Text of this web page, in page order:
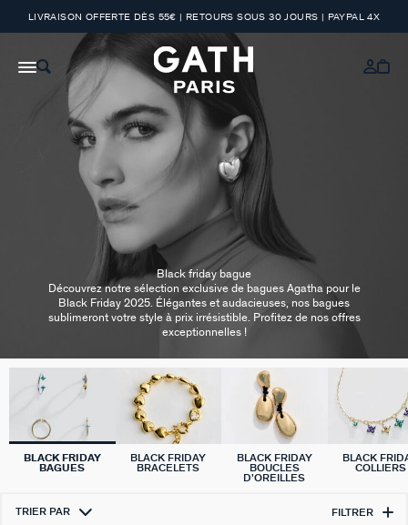
LIVRAISON OFFERTE DÈS 55€ | RETOURS SOUS 30 JOURS | PAYPAL 4X
Black friday bague
Découvrez notre sélection exclusive de bagues Agatha pour le
Black Friday 2025. Élégantes et audacieuses, nos bagues
sublimeront votre style à prix irrésistible. Profitez de nos offres
exceptionnelles !
BLACK FRIDAY
BAGUES
BLACK FRIDAY
BRACELETS
BLACK FRIDAY
BOUCLES
D'OREILLES
BLACK
COLLIERS
TRIER PAR FILTRER